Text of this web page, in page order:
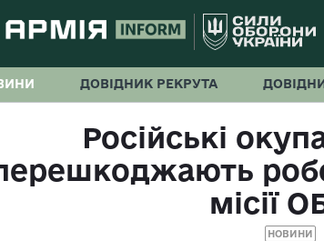
ДОВІДНИК РЕКРУТА
Російські
місії
НОВИНИ